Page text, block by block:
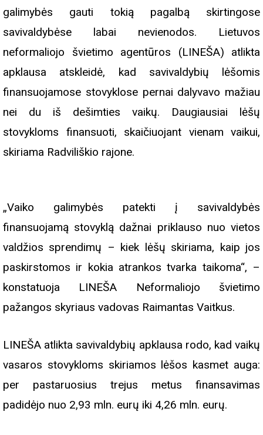
galimybės gauti tokią pagalbą skirtingose
savivaldybėse labai nevienodos. Lietuvos
neformaliojo švietimo agentūros (LINEŠA) atlikta
apklausa atskleidė, kad savivaldybių lėšomis
finansuojamose stovyklose pernai dalyvavo mažiau
nei du iš dešimties vaikų. Daugiausiai lėšų
stovykloms finansuoti, skaičiuojant vienam vaikui,
skiriama Radviliškio rajone.
„Vaiko galimybės patekti į savivaldybės
finansuojamą stovyklą dažnai priklauso nuo vietos
valdžios sprendimų – kiek lėšų skiriama, kaip jos
paskirstomos ir kokia atrankos tvarka taikoma“, –
konstatuoja LINEŠA Neformaliojo švietimo
pažangos skyriaus vadovas Raimantas Vaitkus.
LINEŠA atlikta savivaldybių apklausa rodo, kad vaikų
vasaros stovykloms skiriamos lėšos kasmet auga:
per pastaruosius trejus metus finansavimas
padidėjo nuo 2,93 mln. eurų iki 4,26 mln. eurų.